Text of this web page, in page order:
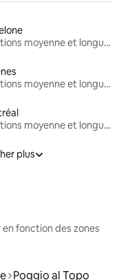
Locations moyenne et longue durée
Locations moyenne et longue durée
Locations moyenne et longue durée
plus
fonction des zones
Poggio al Topo